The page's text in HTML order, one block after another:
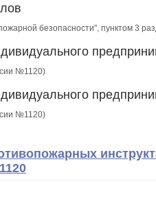
безопасности", пунктом 3
№1120)
№1120)